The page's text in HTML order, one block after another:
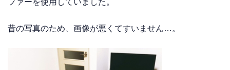
ファーを使用していました。
昔の写真のため、画像が悪くてすいません…。